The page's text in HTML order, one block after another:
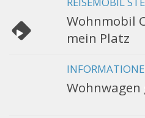
Wohnmobil
mein Platz